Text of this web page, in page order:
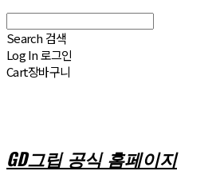
Search 검색
Log In로그인
Cart장바구니
GD그립 공식 홈페이지